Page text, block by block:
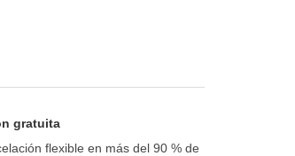
gratuita
flexible en más del 90 % de